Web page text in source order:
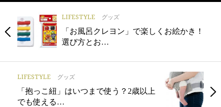
LIFESTYLE グッズ
「お風呂クレヨン」で楽しくお絵かき！
選び方とお…
LIFESTYLE グッズ
「抱っこ紐」はいつまで使う？2歳以上
でも使える…